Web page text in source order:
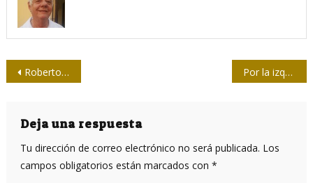
Navegación
entradas
Roberto Chile: “Valió la pena rememorar esta página extraordinaria de solidaridad humana” Por la izquierda y por la derecha
Deja una respuesta
Tu dirección de correo electrónico no será publicada. Los
campos obligatorios están marcados con *